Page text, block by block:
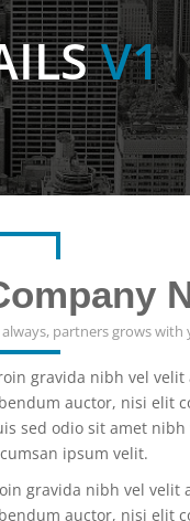
V1
always, partners grows with
gravida nibh vel
auctor, nisi elit
sed odio sit amet
ipsum velit.
gravida nibh vel velit
auctor, nisi elit